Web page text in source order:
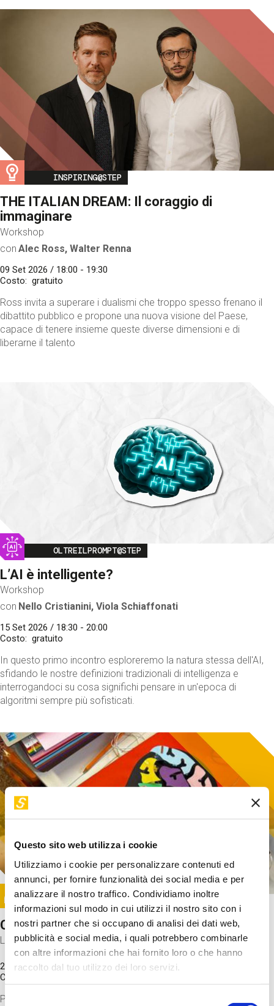
Questo sito web utilizza i cookie
Utilizziamo i cookie per personalizzare contenuti ed
annunci, per fornire funzionalità dei social media e per
analizzare il nostro traffico. Condividiamo inoltre
informazioni sul modo in cui utilizzi il nostro sito con i
nostri partner che si occupano di analisi dei dati web,
pubblicità e social media, i quali potrebbero combinarle
con altre informazioni che hai fornito loro o che hanno
raccolto dal tuo utilizzo dei loro servizi.
Selezione
Image
INSPIRING@STEP
THE ITALIAN DREAM: Il coraggio di
immaginare
Workshop
con Alec Ross, Walter Renna
09 Set 2026 / 18:00 - 19:30
Costo
gratuito
Ross invita a superare i dualismi che troppo spesso frenano il
dibattito pubblico e propone una nuova visione del Paese,
capace di tenere insieme queste diverse dimensioni e di
liberarne il talento
Image
OLTREILPROMPT@STEP
L’AI è intelligente?
Workshop
con Nello Cristianini, Viola Schiaffonati
15 Set 2026 / 18:30 - 20:00
Costo
gratuito
In questo primo incontro esploreremo la natura stessa dell'AI,
sfidando le nostre definizioni tradizionali di intelligenza e
interrogandoci su cosa significhi pensare in un'epoca di
algoritmi sempre più sofisticati.
Image
SUNDAY@STEP
Come funziona il cervello?
Laboratorio
20 Set 2026 / 11:15 - 13:00
Costo
Proveremo a costruire un cervello in cartoncino cercando di